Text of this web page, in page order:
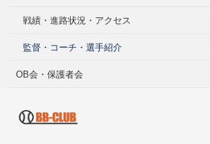
戦績・進路状況・アクセス
監督・コーチ・選手紹介
OB会・保護者会